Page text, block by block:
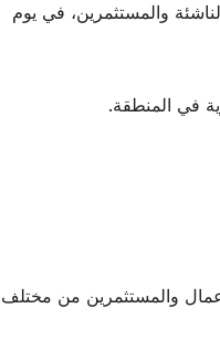
الشركات الناشئة والمستثمرين، في يوم
والمستثمرين من مختلف